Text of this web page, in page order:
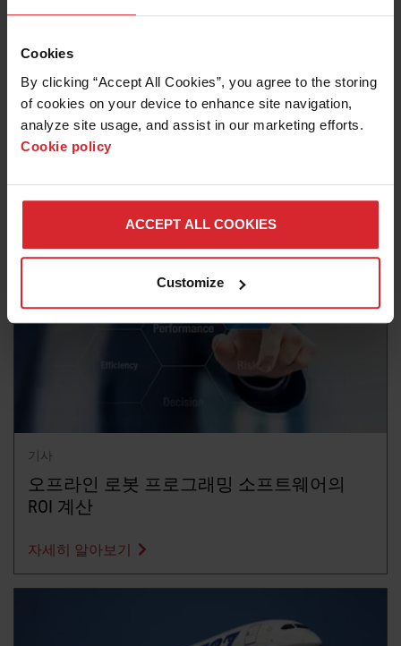
Cookies
By clicking “Accept All Cookies”, you agree to the storing
of cookies on your device to enhance site navigation,
analyze site usage, and assist in our marketing efforts.
Cookie policy
ACCEPT ALL COOKIES
Customize
기사
더 많은 공정 지식, 더 나은 로봇 플라즈마 절
단
자세히 알아보기
기사
오프라인 로봇 프로그래밍 소프트웨어의
ROI 계산
자세히 알아보기